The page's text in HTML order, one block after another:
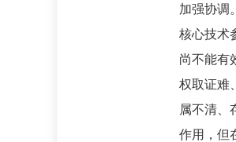
加强协调
核心技术
尚不能有
权取证难
属不清、
作用，但